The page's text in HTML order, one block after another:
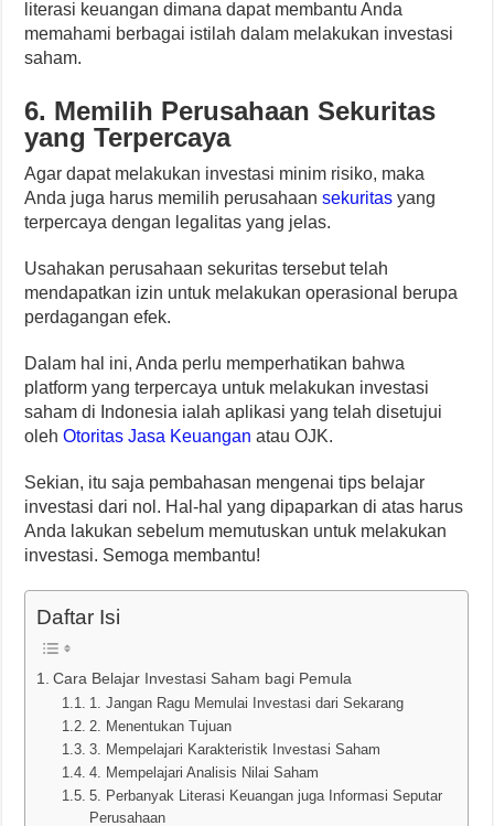
literasi keuangan dimana dapat membantu Anda
memahami berbagai istilah dalam melakukan investasi
saham.
6. Memilih Perusahaan Sekuritas
yang Terpercaya
Agar dapat melakukan investasi minim risiko, maka
Anda juga harus memilih perusahaansekuritas yang
terpercaya dengan legalitas yang jelas.
Usahakan perusahaan sekuritas tersebut telah
mendapatkan izin untuk melakukan operasional berupa
perdagangan efek.
Dalam hal ini, Anda perlu memperhatikan bahwa
platform yang terpercaya untuk melakukan investasi
saham di Indonesia ialah aplikasi yang telah disetujui
olehOtoritas Jasa Keuangan atau OJK.
Sekian, itu saja pembahasan mengenai tips belajar
investasi dari nol. Hal-hal yang dipaparkan di atas harus
Anda lakukan sebelum memutuskan untuk melakukan
investasi. Semoga membantu!
Daftar Isi
Cara Belajar Investasi Saham bagi Pemula
1. Jangan Ragu Memulai Investasi dari Sekarang
2. Menentukan Tujuan
3. Mempelajari Karakteristik Investasi Saham
4. Mempelajari Analisis Nilai Saham
5. Perbanyak Literasi Keuangan juga Informasi Seputar
Perusahaan